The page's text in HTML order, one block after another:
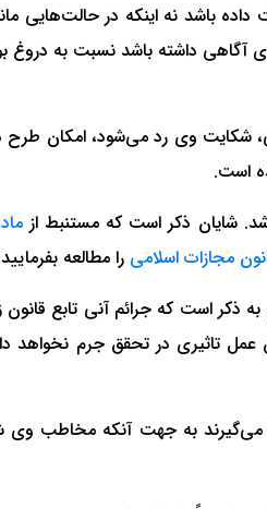
باشد نه اینکه در حالت‌هایی
آگاهی داشته باشد نسبت به دروغ
شکایت وی رد می‌شود، امکان طرح
است.
را مطالعه
ذکر است که جرائم آنی تابع
عمل تاثیری در تحقق جرم
می‌گیرند به جهت آنکه مخاطب